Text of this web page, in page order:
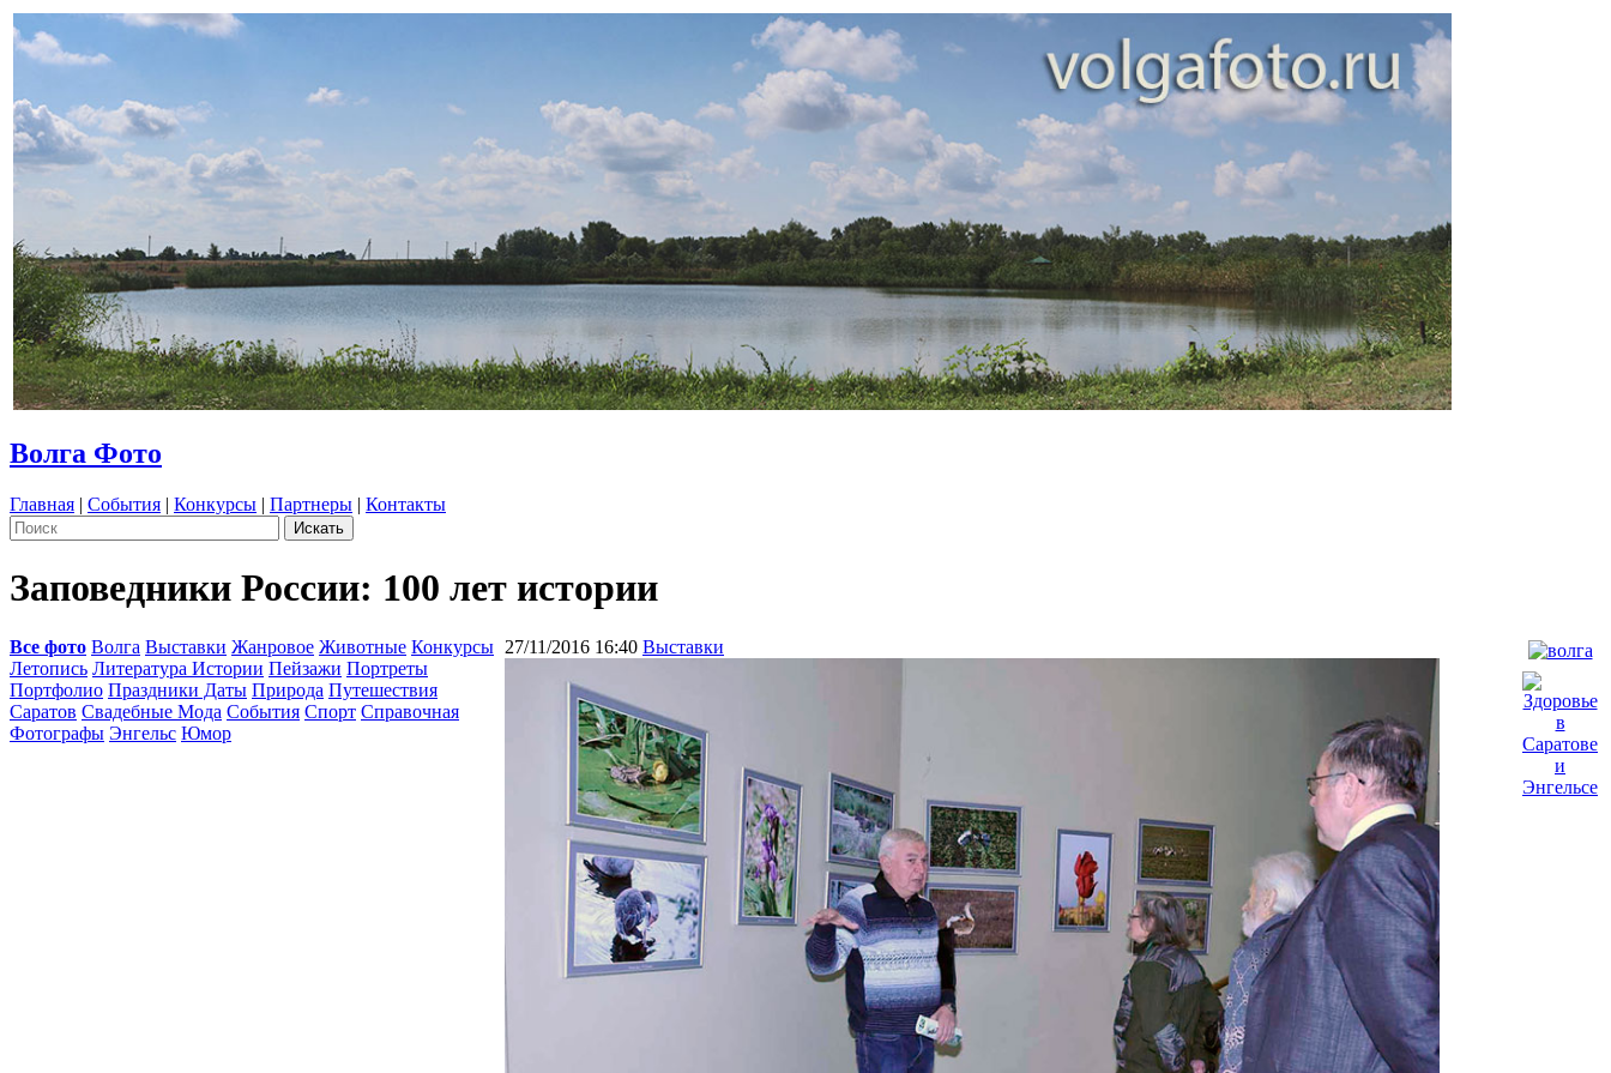
Волга Фото
Главная | События | Конкурсы | Партнеры | Контакты
Заповедники России: 100 лет истории
Все фото Волга Выставки Жанровое Животные Конкурсы
Летопись Литература Истории Пейзажи Портреты
Портфолио Праздники Даты Природа Путешествия
Саратов Свадебные Мода События Спорт Справочная
Фотографы Энгельс Юмор
27/11/2016 16:40 Выставки